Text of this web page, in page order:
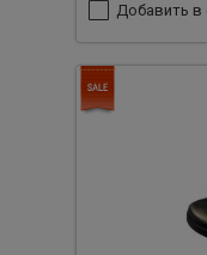
Добавить в